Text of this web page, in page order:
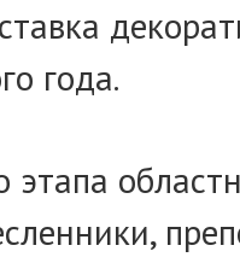
года.